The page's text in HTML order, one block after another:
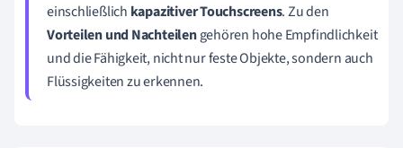
einschließlich kapazitiver Touchscreens. Zu den
Vorteilen und Nachteilengehören hohe Empfindlichkeit
und die Fähigkeit, nicht nur feste Objekte, sondern auch
Flüssigkeiten zu erkennen.